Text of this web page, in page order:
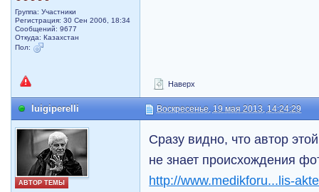
Группа: Участники
Регистрация: 30 Сен 2006, 18:34
Сообщений: 9677
Откуда: Казахстан
Пол:
Наверх
luigiperelli Воскресенье, 19 мая 2013, 14:24:29
АВТОР ТЕМЫ
Сразу видно, что автор
не знает происхождения
http://www.medikforu...lis-